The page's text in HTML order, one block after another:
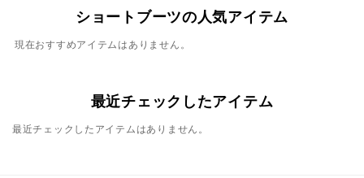
ショートブーツの人気アイテム
現在おすすめアイテムはありません。
最近チェックしたアイテム
最近チェックしたアイテムはありません。